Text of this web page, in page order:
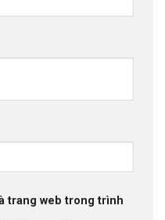
trang web trong trình